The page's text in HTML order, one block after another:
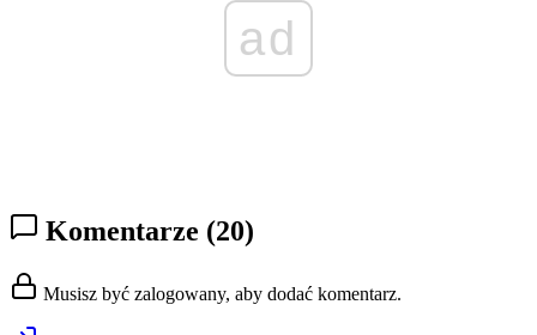
ad
Komentarze (20)
Musisz być zalogowany, aby dodać komentarz.